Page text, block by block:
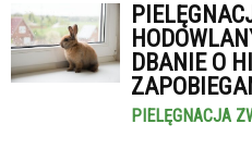
DBANIE O
PIELĘGNACJA